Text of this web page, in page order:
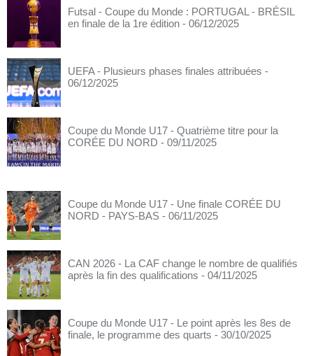
Futsal - Coupe du Monde : PORTUGAL - BRÉSIL
en finale de la 1re édition - 06/12/2025
UEFA - Plusieurs phases finales attribuées -
06/12/2025
Coupe du Monde U17 - Quatrième titre pour la
CORÉE DU NORD - 09/11/2025
Coupe du Monde U17 - Une finale CORÉE DU
NORD - PAYS-BAS - 06/11/2025
CAN 2026 - La CAF change le nombre de qualifiés
après la fin des qualifications - 04/11/2025
Coupe du Monde U17 - Le point après les 8es de
finale, le programme des quarts - 30/10/2025